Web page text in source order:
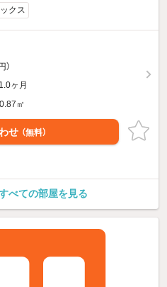
クス
）
1.0ヶ月
㎡
せ （無料）
べての部屋を見る